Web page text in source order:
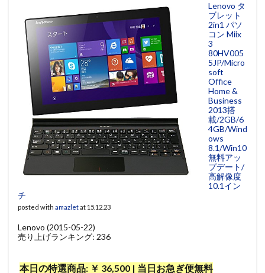
Lenovo タ
ブレット
2in1 パソ
コン Miix
3
80HV005
5JP/Micro
soft
Office
Home &
Business
2013搭
載/2GB/6
4GB/Wind
ows
8.1/Win10
無料アッ
プデート/
高解像度
10.1イン
チ
posted with amazletat 15.12.23
Lenovo (2015-05-22)
売り上げランキング: 236
本日の特選商品: ￥ 36,500 | 当日お急ぎ便無料